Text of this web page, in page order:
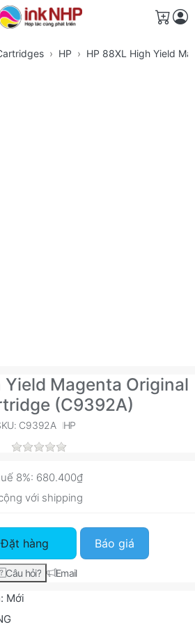
Giỏ
HP HP 88XL High Yield
Yield Magenta Original
(C9392A)
C9392A HP
8%: 680.400₫
với shipping
High Yield Magenta Original Ink
Đặt hàng Báo giá
Câu hỏi? Email
Mới